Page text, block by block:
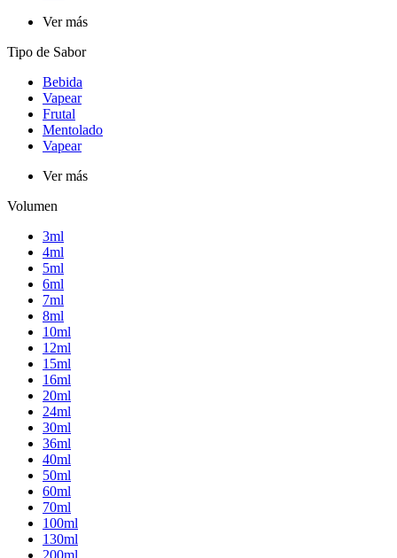
Ver más
Tipo de Sabor
Bebida
Vapear
Frutal
Mentolado
Vapear
Ver más
Volumen
3ml
4ml
5ml
6ml
7ml
8ml
10ml
12ml
15ml
16ml
20ml
24ml
30ml
36ml
40ml
50ml
60ml
70ml
100ml
130ml
200ml